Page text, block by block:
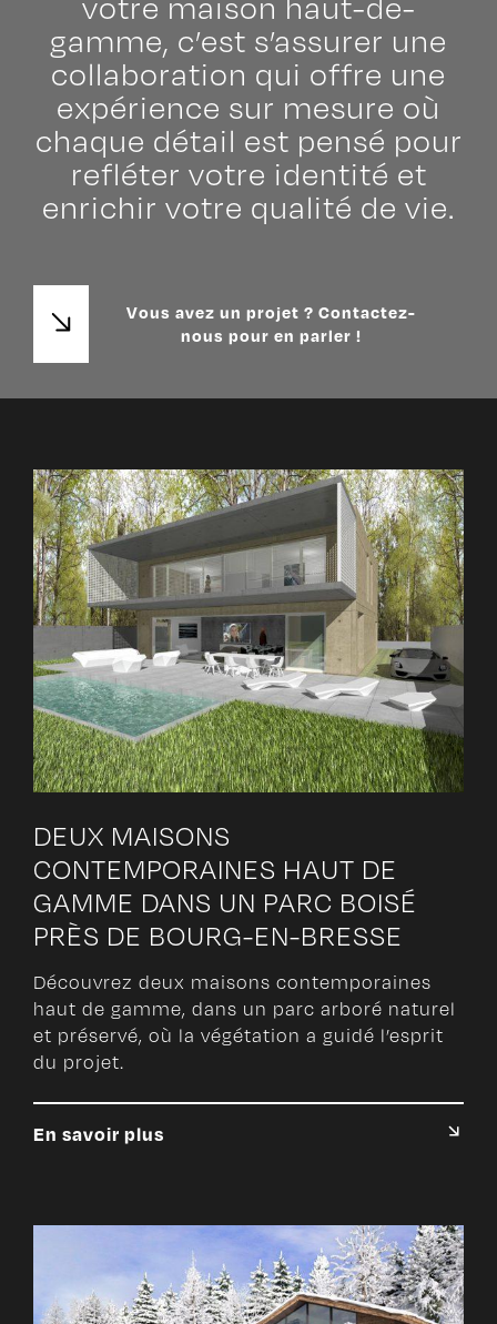
gamme, c’est s’assurer une
collaboration qui offre une
expérience sur mesure où
chaque détail est pensé pour
refléter votre identité et
enrichir votre qualité de vie.
Vous avez un projet ? Contactez-
nous pour en parler !
DEUX MAISONS
CONTEMPORAINES HAUT DE
GAMME DANS UN PARC BOISÉ
PRÈS DE BOURG-EN-BRESSE
Découvrez deux maisons contemporaines
haut de gamme, dans un parc arboré naturel
et préservé, où la végétation a guidé l’esprit
du projet.
En savoir plus